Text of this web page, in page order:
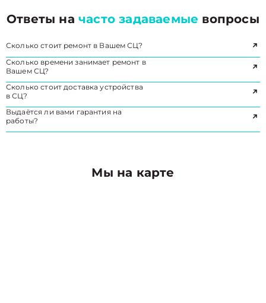
Ответы начасто задаваемые вопросы
Сколько стоит ремонт в Вашем СЦ?
Сколько времени занимает ремонт в
Вашем СЦ?
Сколько стоит доставка устройства
в СЦ?
Выдаётся ли вами гарантия на
работы?
Мы на карте